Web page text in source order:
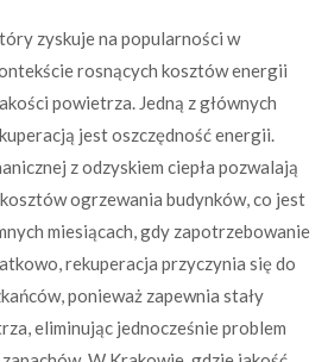
zyskuje na popularności w
rosnących kosztów energii
powietrza. Jedną z głównych
jest oszczędność energii.
z odzyskiem ciepła pozwalają
ogrzewania budynków, co jest
miesiącach, gdy zapotrzebowanie
rekuperacja przyczynia się do
ponieważ zapewnia stały
eliminując jednocześnie problem